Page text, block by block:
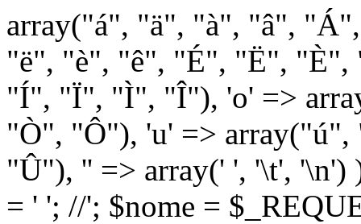
array("á", "ä", "à", "â",
"ë", "è", "ê", "É", "Ë",
"Í", "Ï", "Ì", "Î"), 'o' =>
"Ò", "Ô"), 'u' =>
"Û"), '' => array(' ', '\t',
= ' '; //'; $nome =